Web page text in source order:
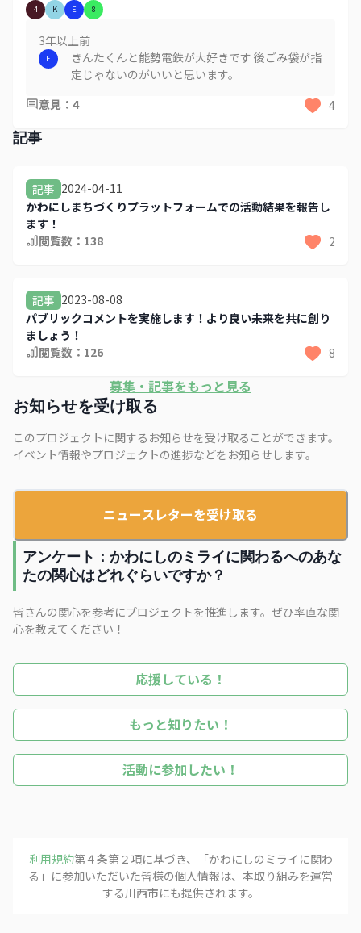
らさまざまな方にお世話になってきましたが、朝
います。毎朝ありがとうございますという気持ち
で仕事に向かっていました。。この場を借りて本
当にお世話になりました。そしてありがとうござ
いました。
4 K E 8
3年以上前
E
きんたくんと能勢電鉄が大好きです 後ごみ袋が指
定じゃないのがいいと思います。
意見 ： 4 4
記事
記事 2024-04-11
かわにしまちづくりプラットフォームでの活動結果を報告し
ます！
閲覧数： 138 2
記事 2023-08-08
パブリックコメントを実施します！より良い未来を共に創り
ましょう！
閲覧数： 126 8
募集・記事をもっと見る
お知らせを受け取る
このプロジェクトに関するお知らせを受け取ることができます。
イベント情報やプロジェクトの進捗などをお知らせします。
ニュースレターを受け取る
アンケート：かわにしのミライに関わるへのあな
たの関心はどれぐらいですか？
皆さんの関心を参考にプロジェクトを推進します。ぜひ率直な関
心を教えてください！
応援している！
もっと知りたい！
活動に参加したい！
フォローする
利用規約第４条第２項に基づき、「かわにしのミライに関わ
る 」に参加いただいた皆様の個人情報は、本取り組みを運営
する川西市にも提供されます。